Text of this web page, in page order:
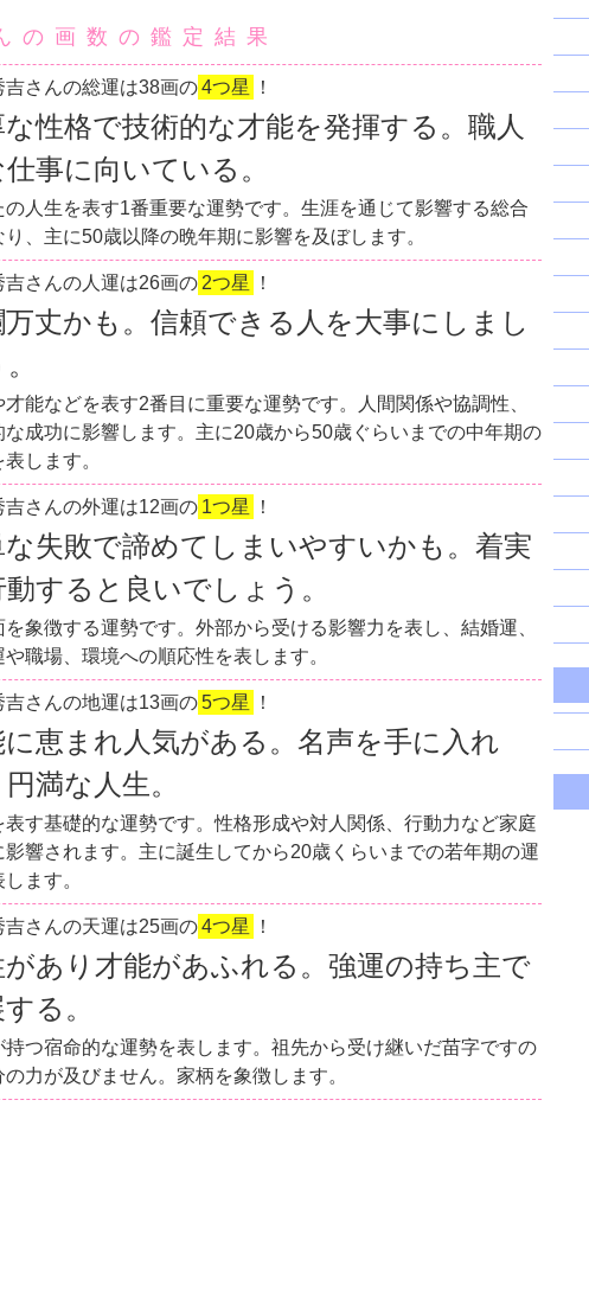
の画数の鑑定結果
吉さんの総運は38画の4つ星 ！
性格で技術的な才能を発揮する。職人
事に向いている。
の人生を表す1番重要な運勢です。生涯を通じて影響する総合
り、主に50歳以降の晩年期に影響を及ぼします。
吉さんの人運は26画の 2つ星 ！
丈かも。信頼できる人を大事にしまし
才能などを表す2番目に重要な運勢です。人間関係や協調性、
な成功に影響します。主に20歳から50歳ぐらいまでの中年期の
します。
吉さんの外運は12画の 1つ星 ！
な失敗で諦めてしまいやすいかも。着実
動すると良いでしょう。
を象徴する運勢です。外部から受ける影響力を表し、結婚運、
や職場、環境への順応性を表します。
吉さんの地運は13画の5つ星 ！
に恵まれ人気がある。名声を手に入れ
満な人生。
表す基礎的な運勢です。性格形成や対人関係、行動力など家庭
影響されます。主に誕生してから20歳くらいまでの若年期の運
ます。
吉さんの天運は25画の4つ星 ！
があり才能があふれる。強運の持ち主で
る。
持つ宿命的な運勢を表します。祖先から受け継いだ苗字ですの
の力が及びません。家柄を象徴します。